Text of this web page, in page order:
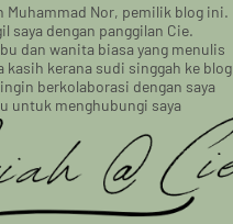
Muhammad Nor, pemilik blog ini.
saya dengan panggilan Cie.
dan wanita biasa yang menulis
kasih kerana sudi singgah ke blog
berkolaborasi dengan saya
untuk menghubungi saya